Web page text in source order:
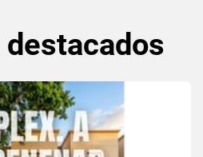
destacados